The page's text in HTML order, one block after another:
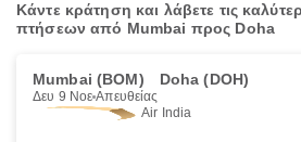
Κάντε κράτηση και λάβετε τις
πτήσεων από Mumbai προς Doha
Mumbai (BOM) Doha (DOH)
Δευ 9 Νοε Απευθείας
Air India